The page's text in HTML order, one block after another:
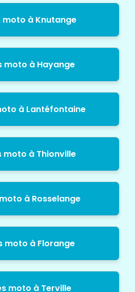
moto à Knutange
moto à Hayange
à Lantéfontaine
moto à Thionville
à Rosselange
moto à Florange
moto à Terville